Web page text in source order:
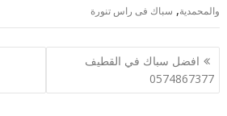
والمحمدية, سباك فى راس تنورة
تصفّح
المقالات
افضل سباك في القطيف
0574867377